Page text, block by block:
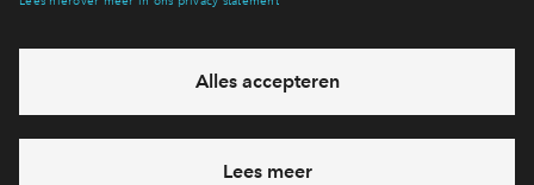
Interesse? Meld je dan snel aan